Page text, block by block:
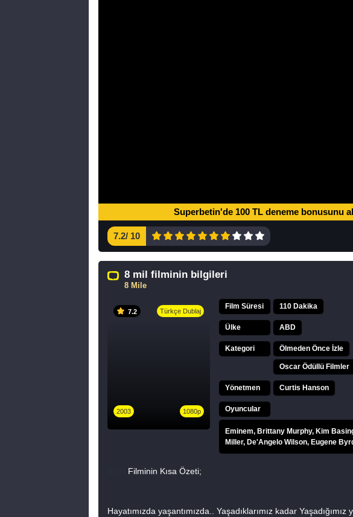
Superbetin'de 100 TL deneme bonusunu
7.2/ 10
8 mil filminin bilgileri
8 Mile
7.2 Türkçe Dublaj
2003 1080p
Film Süresi 110 Dakika
Ülke ABD
Kategori Ölmeden Önce İzle
Oscar Ödüllü Filmler
Yönetmen Curtis Hanson
Oyuncular
Eminem, Brittany Murphy, Kim
Miller, De'Angelo Wilson, Eugene
Filminin Kısa Özeti;
Hayatımızda yaşantımızda.. Yaşadıklarımız kadar